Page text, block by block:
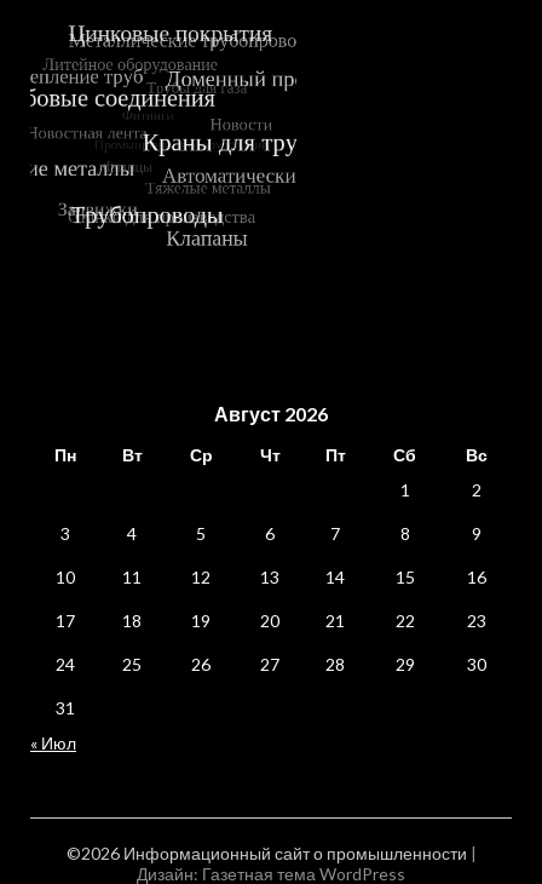
Август 2026
Пн Вт Ср Чт Пт Сб
Вс
1
2
3 4 5 6 7 8 9
10 11 12 13 14 15 16
17 18 19 20 21 22 23
24 25 26 27 28 29 30
31
« Июл
©2026 Информационный сайт о промышленности |
Дизайн: Газетная тема WordPress